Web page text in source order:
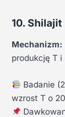
10.
Mechanizm:
produkcję T i
Badanie
wzrost T o